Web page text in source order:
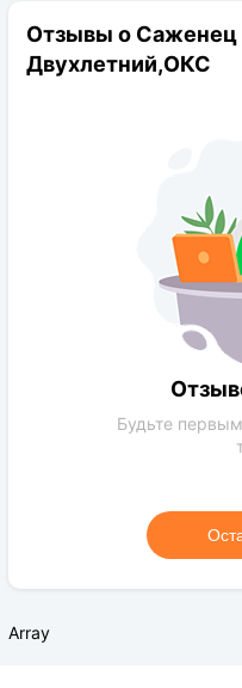
зона посадки: солнце
назначение для
лежкость:
несколько недель;
перевозка на
посадка: весна/
грунт: легкая и
Род:
Требования к грунту:
Отзывы о
Двухлетний,ОКС
Будьте
Array